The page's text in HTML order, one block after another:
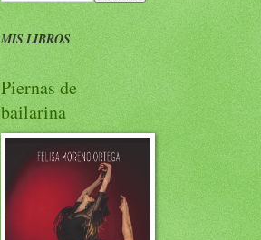
MIS LIBROS
Piernas de
bailarina